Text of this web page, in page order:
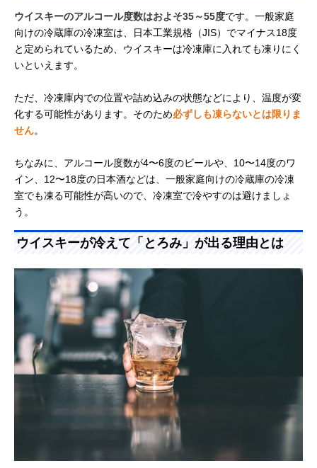
ウイスキーのアルコール度数はおよそ35～55度です。一般家庭
向けの冷蔵庫の冷凍室は、日本工業規格（JIS）でマイナス18度
と定められているため、ウイスキーは冷凍庫に入れても凍りにく
いといえます。
ただ、冷凍庫内での位置や詰め込みの状態などにより、温度が変
化する可能性があります。そのため必ずしも凍らないとは限りま
せん。
ちなみに、アルコール度数が4〜6度のビールや、10〜14度のワ
イン、12〜18度の日本酒などは、一般家庭向けの冷蔵庫の冷凍
室でも凍る可能性が高いので、冷凍室で冷やすのは避けましょ
う。
ウイスキーが冷えて「とろみ」が出る理由とは